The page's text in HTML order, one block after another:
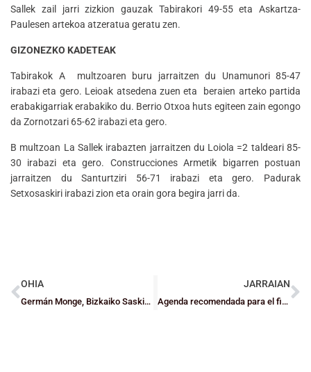
Sallek zail jarri zizkion gauzak Tabirakori 49-55 eta Askartza-
Paulesen artekoa atzeratua geratu zen.
GIZONEZKO KADETEAK
Tabirakok A multzoaren buru jarraitzen du Unamunori 85-47
irabazi eta gero. Leioak atsedena zuen eta beraien arteko partida
erabakigarriak erabakiko du. Berrio Otxoa huts egiteen zain egongo
da Zornotzari 65-62 irabazi eta gero.
B multzoan La Sallek irabazten jarraitzen du Loiola =2 taldeari 85-
30 irabazi eta gero. Construcciones Armetik bigarren postuan
jarraitzen du Santurtziri 56-71 irabazi eta gero. Padurak
Setxosaskiri irabazi zion eta orain gora begira jarri da.
OHIA
Germán Monge, Bizkaiko Saskibaloi Federazioko presidente berrautatu dute
JARRAIAN
Agenda recomendada para el fin de semana